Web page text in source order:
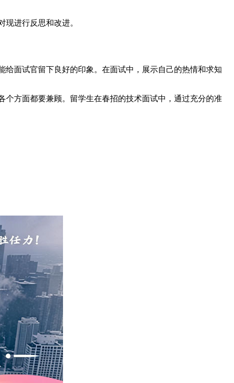
进行反思和改进。
面试官留下良好的印象。在面试中，展示自己的热情和求知
方面都要兼顾。留学生在春招的技术面试中，通过充分的准